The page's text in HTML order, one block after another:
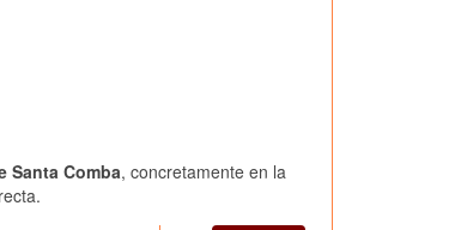
Santa Comba, concretamente en la